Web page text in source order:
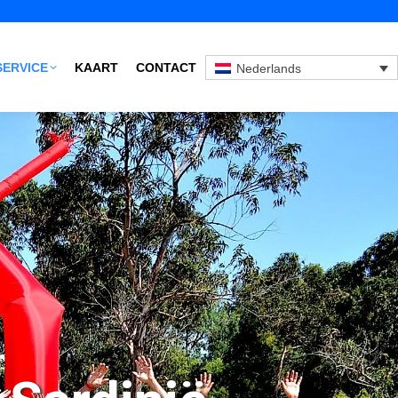
KAART CONTACT Nederlands